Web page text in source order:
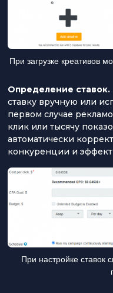
При загрузке креативов
Определение ставок.
ставку вручную или
первом случае
клик или тысячу
автоматически
конкуренции и
При настройке ставок